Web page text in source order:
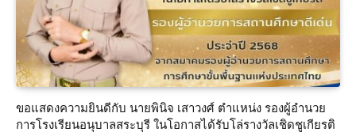
ขอแสดงความยินดีกับ นายพินิจ เสาวงศ์ ตำแหน่ง รองผู้อำนวย
การโรงเรียนอนุบาลสระบุรี ในโอกาสได้รับโล่รางวัลเชิดชูเกียรติ